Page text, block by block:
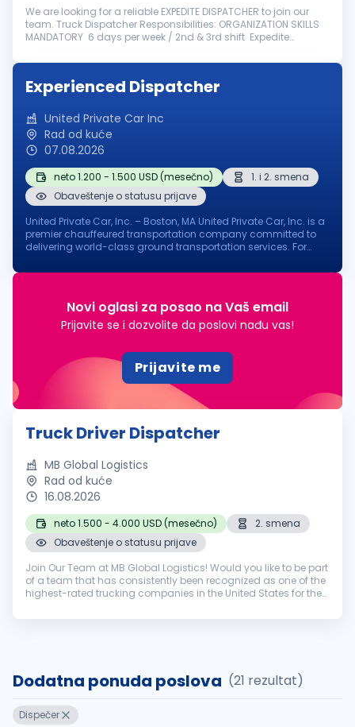
We are looking for a reliable EXPEDITE DISPATCHER to join our
team. Truck Dispatcher Responsibilities: ORGANIZATION SKILLS
MANDATORY 6 days per week / 2nd & 3rd shift Expedite
AERO, P...
Experienced Dispatcher
United Private Car Inc
Rad od kuće
07.08.2026
neto 1.200 - 1.500 USD (mesečno)
1. i 2. smena
Obaveštenje o statusu prijave
United Private Car, Inc. – Boston, MA United Private Car, Inc. is a
premier chauffeured transportation company committed to
delivering world-class ground transportation services. For
world's most...
Novi oglasi za posao na Vaš email
Prijavite se i dozvolite da poslovi nađu vas!
Prijavite me
Truck Driver Dispatcher
MB Global Logistics
Rad od kuće
16.08.2026
neto 1.500 - 4.000 USD (mesečno)
2. smena
Obaveštenje o statusu prijave
Join Our Team at MB Global Logistics! Would you like to be part
of a team that has consistently been recognized as one of the
highest-rated trucking companies in the United States for the
dedicate...
Dodatna ponuda poslova (21 rezultat)
Dispečer